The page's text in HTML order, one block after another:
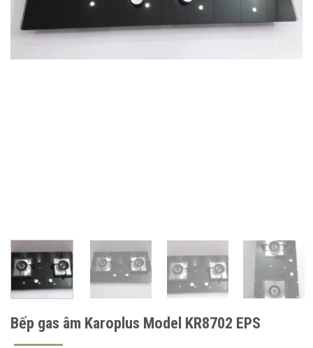
Bếp gas âm Karoplus Model KR8702 EPS